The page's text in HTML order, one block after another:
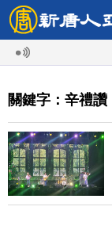
關鍵字：辛禮讚